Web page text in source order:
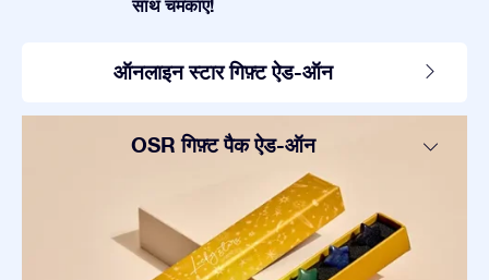
साथ चमकाएं!
ऑनलाइन स्टार गिफ़्ट ऐड-ऑन
OSR गिफ़्ट पैक ऐड-ऑन